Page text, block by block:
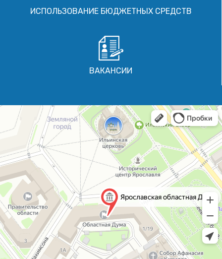
ИСПОЛЬЗОВАНИЕ БЮДЖЕТНЫХ СРЕДСТВ
ВАКАНСИИ